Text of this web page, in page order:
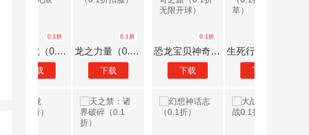
恐龙宝贝神奇之旅（0.1折无限开球） 生死行动（0.1折荒野割草） 中餐厅（明星综艺同名手游）